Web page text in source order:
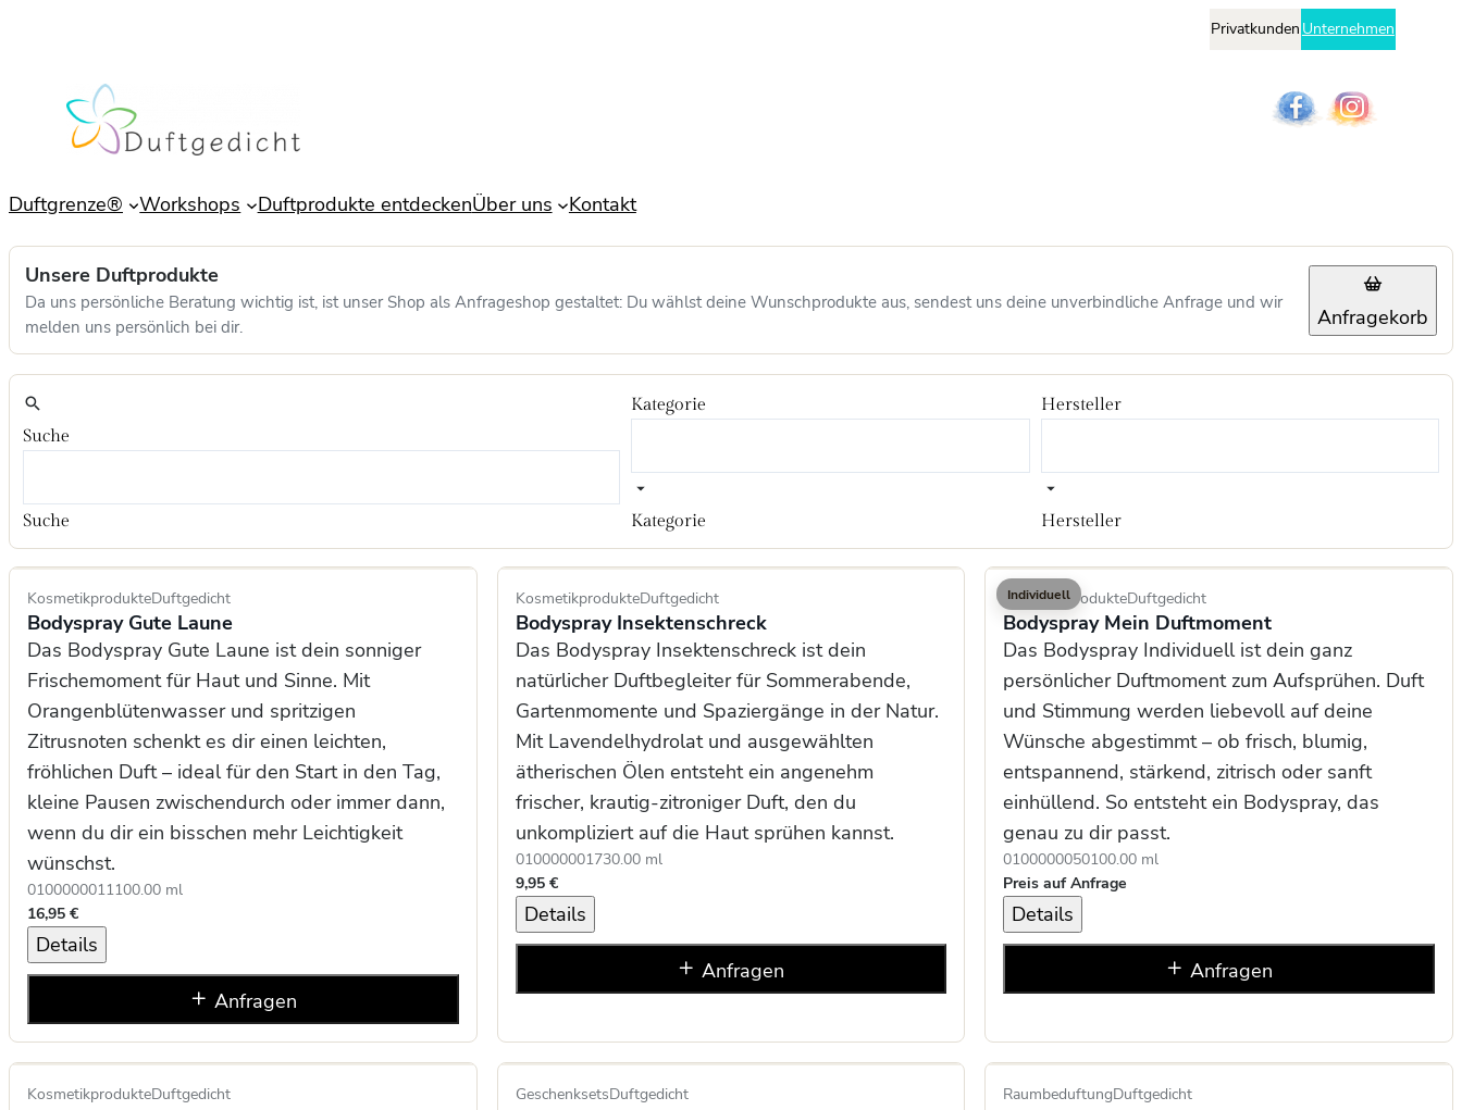
Privatkunden Unternehmen
Duftgrenze® Workshops Duftprodukte entdeckenÜber uns Kontakt
Unsere Duftprodukte
Da uns persönliche Beratung wichtig ist, ist unser Shop als Anfrageshop gestaltet: Du wählst deine Wunschprodukte aus, sendest uns deine unverbindliche Anfrage und wir
melden uns persönlich bei dir.
Anfragekorb
Suche
Suche
Kategorie
Kategorie
Hersteller
Hersteller
KosmetikprodukteDuftgedicht
Bodyspray Gute Laune
Das Bodyspray Gute Laune ist dein sonniger
Frischemoment für Haut und Sinne. Mit
Orangenblütenwasser und spritzigen
Zitrusnoten schenkt es dir einen leichten,
fröhlichen Duft – ideal für den Start in den Tag,
kleine Pausen zwischendurch oder immer dann,
wenn du dir ein bisschen mehr Leichtigkeit
wünschst.
0100000011100.00 ml
16,95 €
Details
Anfragen
KosmetikprodukteDuftgedicht
Bodyspray Insektenschreck
Das Bodyspray Insektenschreck ist dein
natürlicher Duftbegleiter für Sommerabende,
Gartenmomente und Spaziergänge in der Natur.
Mit Lavendelhydrolat und ausgewählten
ätherischen Ölen entsteht ein angenehm
frischer, krautig-zitroniger Duft, den du
unkompliziert auf die Haut sprühen kannst.
010000001730.00 ml
9,95 €
Details
Anfragen
Individuell
KosmetikprodukteDuftgedicht
Bodyspray Mein Duftmoment
Das Bodyspray Individuell ist dein ganz
persönlicher Duftmoment zum Aufsprühen. Duft
und Stimmung werden liebevoll auf deine
Wünsche abgestimmt – ob frisch, blumig,
entspannend, stärkend, zitrisch oder sanft
einhüllend. So entsteht ein Bodyspray, das
genau zu dir passt.
0100000050100.00 ml
Preis auf Anfrage
Details
Anfragen
KosmetikprodukteDuftgedicht GeschenksetsDuftgedicht RaumbeduftungDuftgedicht